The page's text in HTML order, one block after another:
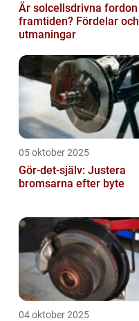
Är solcellsdrivna fordon
framtiden? Fördelar och
utmaningar
05 oktober 2025
Gör-det-själv: Justera
bromsarna efter byte
04 oktober 2025